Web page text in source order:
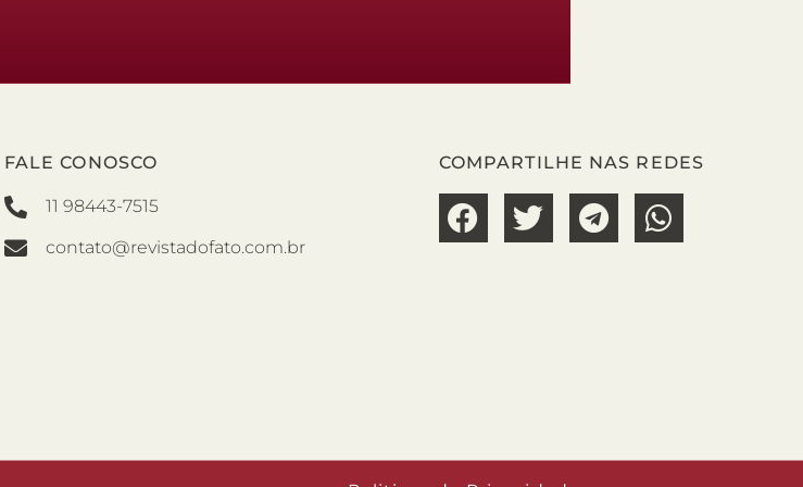
FALE CONOSCO
11 98443-7515
contato@revistadofato.com.br
COMPARTILHE NAS REDES